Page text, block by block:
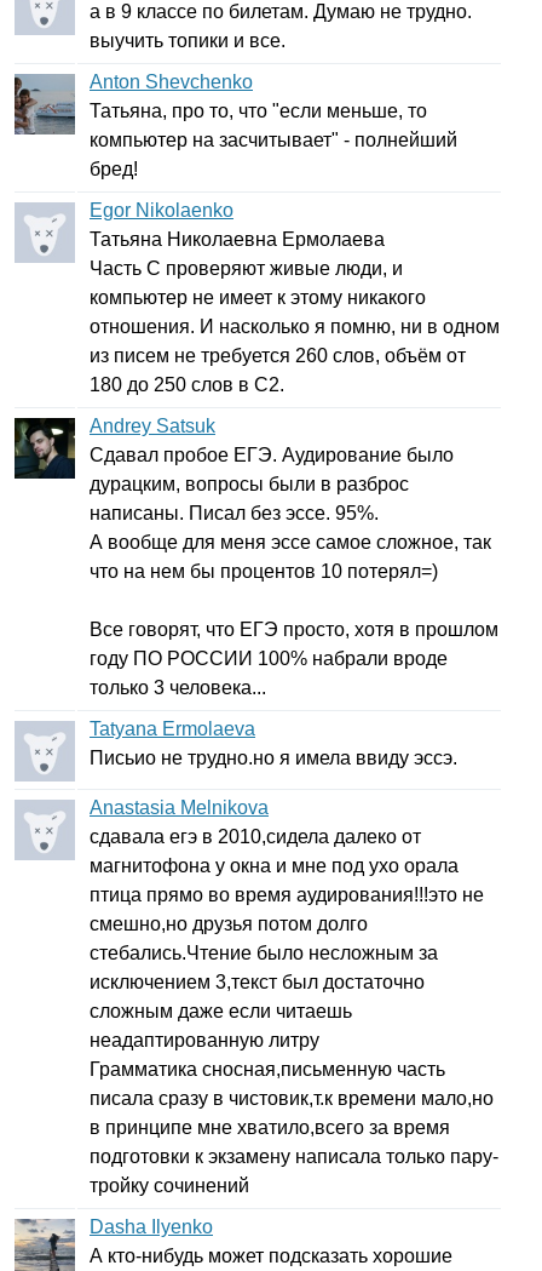
а в 9 классе по билетам. Думаю не трудно.
выучить топики и все.
Anton Shevchenko
Татьяна, про то, что "если меньше, то
компьютер на засчитывает" - полнейший
бред!
Egor Nikolaenko
Татьяна Николаевна Ермолаева
Часть С проверяют живые люди, и
компьютер не имеет к этому никакого
отношения. И насколько я помню, ни в одном
из писем не требуется 260 слов, объём от
180 до 250 слов в C2.
Andrey Satsuk
Сдавал пробое ЕГЭ. Аудирование было
дурацким, вопросы были в разброс
написаны. Писал без эссе. 95%.
А вообще для меня эссе самое сложное, так
что на нем бы процентов 10 потерял=)
Все говорят, что ЕГЭ просто, хотя в прошлом
году ПО РОССИИ 100% набрали вроде
только 3 человека...
Tatyana Ermolaeva
Письио не трудно.но я имела ввиду эссэ.
Anastasia Melnikova
сдавала егэ в 2010,сидела далеко от
магнитофона у окна и мне под ухо орала
птица прямо во время аудирования!!!это не
смешно,но друзья потом долго
стебались.Чтение было несложным за
исключением 3,текст был достаточно
сложным даже если читаешь
неадаптированную литру
Грамматика сносная,письменную часть
писала сразу в чистовик,т.к времени мало,но
в принципе мне хватило,всего за время
подготовки к экзамену написала только пару-
тройку сочинений
Dasha Ilyenko
А кто-нибудь может подсказать хорошие